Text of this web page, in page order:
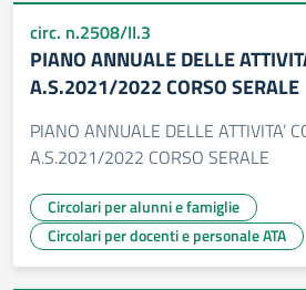
circ. n.2508/II.3
PIANO ANNUALE DELLE
A.S.2021/2022 CORSO SERALE
PIANO ANNUALE DELLE ATTIVITA’
A.S.2021/2022 CORSO SERALE
Circolari per alunni e famiglie
Circolari per docenti e personale ATA